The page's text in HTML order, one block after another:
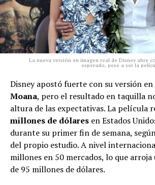
La nueva versión en imagen real de Disney abre
esperado, pese a ser la
Disney apostó fuerte con su versión
Moana, pero el resultado en taquilla
altura de las expectativas. La película
millones de dólares en Estados
durante su primer fin de semana,
del propio estudio. A nivel
millones en 50 mercados, lo que
de 95 millones de dólares.